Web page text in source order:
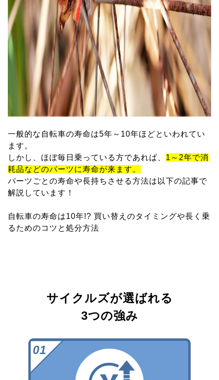
一般的な自転車の寿命は5年～10年ほどといわれてい
ます。
しかし、ほぼ毎日乗っている方であれば、 1～2年で消
耗品などのパーツに寿命が来ます。
パーツごとの寿命や長持ちさせる方法は以下の記事で
解説しています！
自転車の寿命は10年!? 買い替えのタイミングや長く乗
るためのコツと処分方法
サイクルズが選ばれる
3つの強み